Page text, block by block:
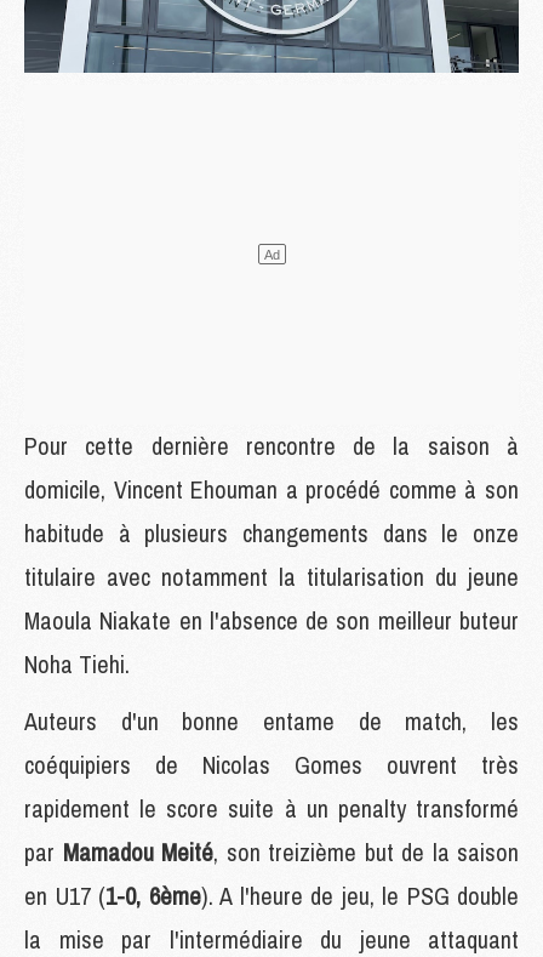
Pour cette dernière rencontre de la saison à
domicile, Vincent Ehouman a procédé comme à son
habitude à plusieurs changements dans le onze
titulaire avec notamment la titularisation du jeune
Maoula Niakate en l'absence de son meilleur buteur
Noha Tiehi.
Auteurs d'un bonne entame de match, les
coéquipiers de Nicolas Gomes ouvrent très
rapidement le score suite à un penalty transformé
par Mamadou Meité, son treizième but de la saison
en U17 (1-0, 6ème). A l'heure de jeu, le PSG double
la mise par l'intermédiaire du jeune attaquant